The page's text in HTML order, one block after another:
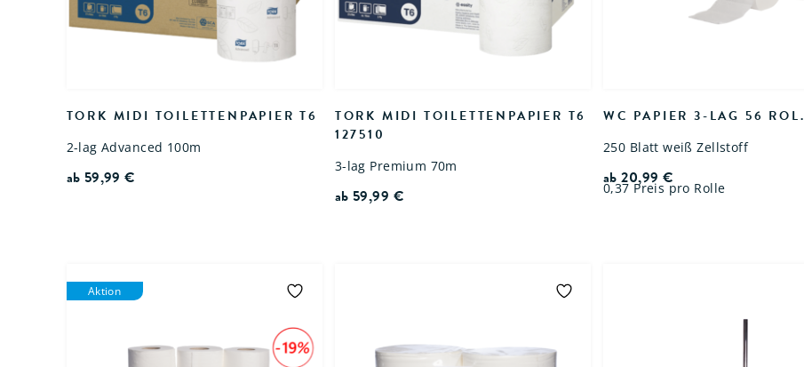
TORK MIDI TOILETTENPAPIER T6
2-lag Advanced 100m
ab 59,99€
TORK MIDI TOILETTENPAPIER T6
127510
3-lag Premium 70m
ab59,99 €
WC PAPIER 3-LAG 56 ROL.
250 Blatt weiß Zellstoff
ab20,99 €
0,37 Preis pro Rolle
Aktion